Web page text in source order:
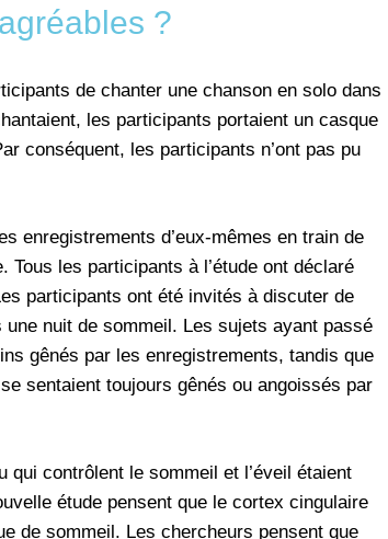
?
de chanter une chanson en solo dans
les participants portaient un casque
conséquent, les participants n’ont pas pu
enregistrements d’eux-mêmes en train de
les participants à l’étude ont déclaré
participants ont été invités à discuter de
une nuit de sommeil. Les sujets ayant passé
gênés par les enregistrements, tandis que
sentaient toujours gênés ou angoissés par
contrôlent le sommeil et l’éveil étaient
étude pensent que le cortex cingulaire
de sommeil. Les chercheurs pensent que